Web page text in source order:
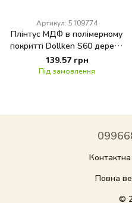
Артикул: 5109774
Плінтус МДФ в полімерному
покритті Dollken S60 дерево
фруктове світло (2336)
139.57 грн
Під замовлення
Контактна
Повна
©